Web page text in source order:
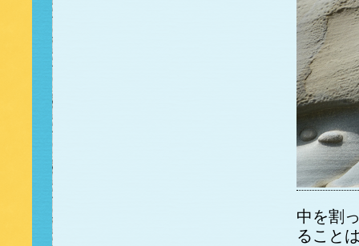
中を割
ること